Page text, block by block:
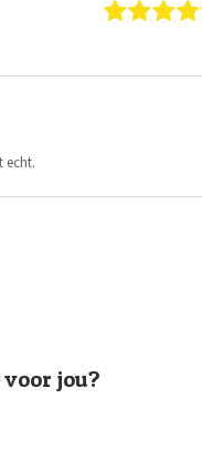
echt.
voor jou?